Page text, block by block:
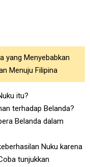
yang Menyebabkan
Menuju Filipina
itu?
terhadap Belanda?
Belanda dalam
Nuku karena
tunjukkan